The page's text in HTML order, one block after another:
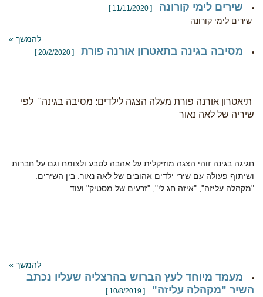
שירים לימי קורונה [ 11/11/2020 ]
שירים לימי קורונה
להמשך »
מסיבה בגינה בתאטרון אורנה פורת [ 20/2/2020 ]
תיאטרון אורנה פורת מעלה הצגה לילדים: מסיבה בגינה" לפי
שיריה של לאה נאור
חגיגה בגינה זוהי הצגה מוזיקלית על אהבה לטבע ולצומח וגם על חברות
ושיתוף פעולה עם שירי ילדים אהובים של לאה נאור. בין השירים:
"מקהלה עליזה", "איזה חג לי", "זרעים של מסטיק" ועוד.
להמשך »
מעמד מיוחד לעץ הברוש בהרצליה שעליו נכתב
השיר "מקהלה עליזה"
[ 10/8/2019 ]